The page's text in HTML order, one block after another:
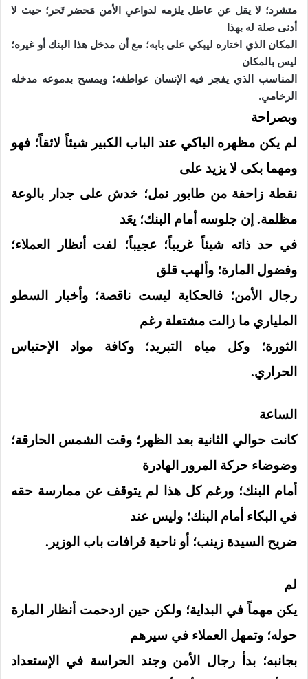
متشرد؛ لا يقل عن عاطل يلزمه لدواعي الأمن مَحضر تَحر؛ حيث لا
أدنى صلة له بهذا
المكان الذي اختاره ليبكي على بابه؛ مع أن مدخل هذا البنك أو غيره؛
ليس بالمكان
المناسب الذي يفجر فيه الإنسان عواطفه؛ ويمسح بدموعه مدخله
الرخامي.
وبصراحة
لم يكن مظهره الباكي عند الباب الكبير شيئاً لائقاً؛ فهو
ومهما بكى لا يزيد على
نقطة زاحفة من طابور نمل؛ خدش على جدار بالوعة
مظلمة. إن جلوسه أمام البنك؛ يعَد
في حد ذاته شيئاً غريباً؛ عجيباً؛ لفت أنظار العملاء؛
وفضول المارة؛ وألهب قلق
رجال الأمن؛ فالحكاية ليست ناقصة؛ وأخبار السطو
الملياري ما زالت مشتعلة رغم
الثورة؛ وكل مياه التبريد؛ وكافة مواد الإحتباس
الحراري.
الساعة
كانت حوالي الثانية بعد الظهر؛ وقت الشمس الحارقة؛
وضوضاء حركة المرور الهادرة
أمام البنك؛ ورغم كل هذا لم يتوقف عن ممارسة حقه
في البكاء أمام البنك؛ وليس عند
ضريح السيدة زينب؛ أو ناحية قرافات باب الوزير.
لم
يكن مهماً في البداية؛ ولكن حين ازدحمت أنظار المارة
حوله؛ وتمهل العملاء في سيرهم
بجانبه؛ بدأ رجال الأمن وجند الحراسة في الإستعداد